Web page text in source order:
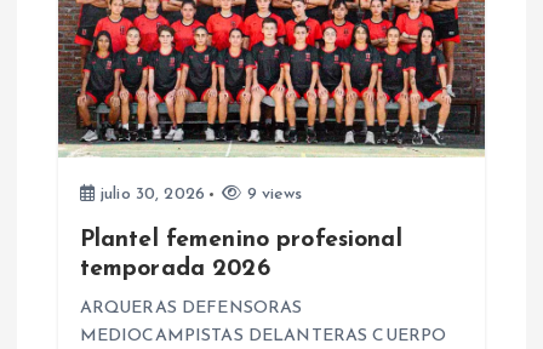
s
julio 30, 2026 9 views
Plantel femenino profesional
temporada 2026
ARQUERAS DEFENSORAS
MEDIOCAMPISTAS DELANTERAS CUERPO